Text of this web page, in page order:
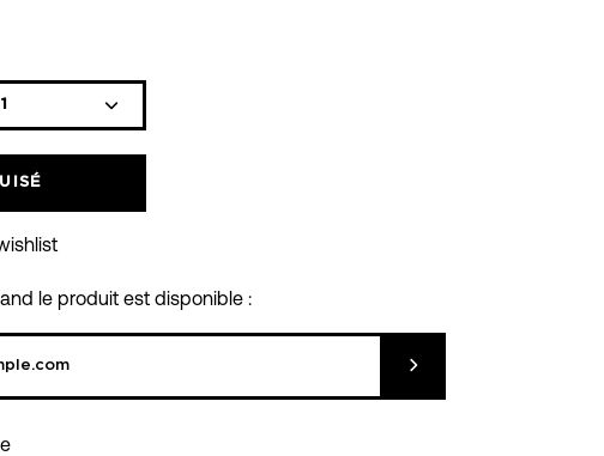
1
le produit est disponible :
Soumettre